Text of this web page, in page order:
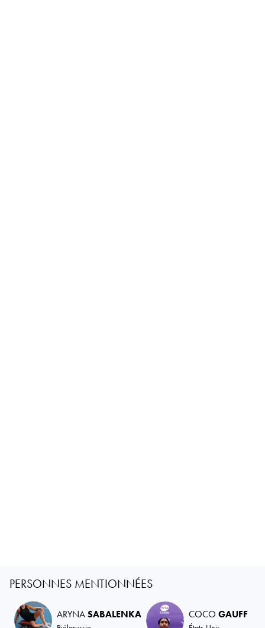
PERSONNES MENTIONNÉES
ARYNASABALENKA COCO GAUFF